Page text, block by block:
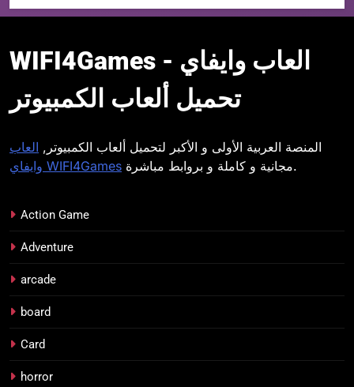
WIFI4Games العاب
وايفايWIFI4Games العاب وايفاي -
تحميل ألعاب الكمبيوتر
المنصة العربية الأولى و الأكبر لتحميل ألعاب الكمبيوتر, العاب
وايفاي WIFI4Games
مجانية و كاملة و بروابط مباشرة.
Action Game
Adventure
arcade
board
Card
horror